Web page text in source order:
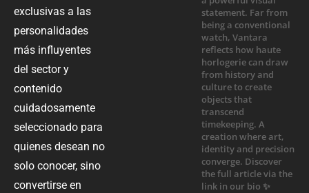
exclusivas a las
personalidades
más influyentes
del sector y
contenido
cuidadosamente
seleccionado para
quienes desean no
solo conocer, sino
convertirse en